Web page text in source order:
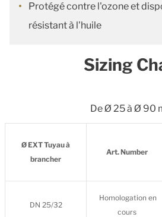
Protégé contre l'ozone et
résistant à l'huile
Sizing
De Ø 25 à Ø 90
Ø EXT Tuyau à
brancher
Art. Number
DN 25/32
Homologation en
cours